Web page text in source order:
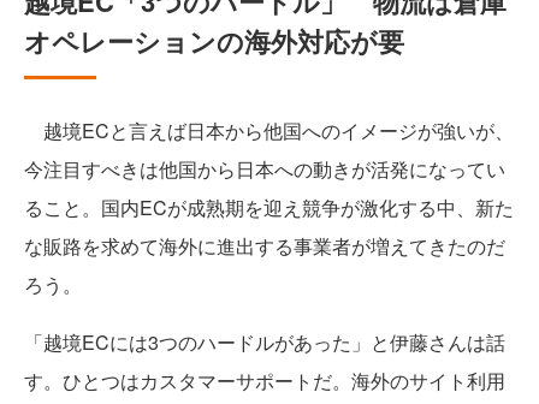
オペレーションの海外対応が要
越境ECと言えば日本から他国へのイメージが強いが、
今注目すべきは他国から日本への動きが活発になってい
ること。国内ECが成熟期を迎え競争が激化する中、新た
な販路を求めて海外に進出する事業者が増えてきたのだ
ろう。
「越境ECには3つのハードルがあった」と伊藤さんは話
す。ひとつはカスタマーサポートだ。海外のサイト利用